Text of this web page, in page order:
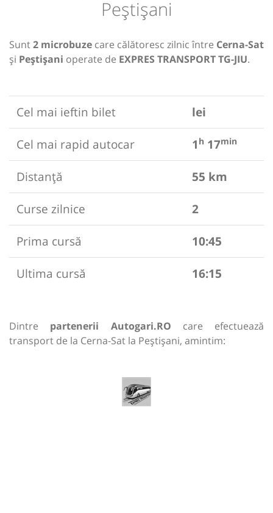
Peștișani
Sunt2 microbuze care călătoresc zilnic între Cerna-Sat
și Peștișani operate de EXPRES TRANSPORT TG-JIU.
Cel mai ieftin bilet
lei
Cel mai rapid autocar
1 h 17min
Distanță
55 km
Curse zilnice
2
Prima cursă
10:45
Ultima cursă
16:15
Dintre partenerii Autogari.RO care efectuează
transport de la Cerna-Sat la Peștișani, amintim: